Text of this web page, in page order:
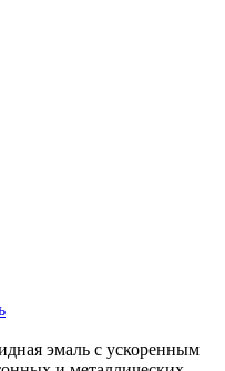
эмаль с ускоренным